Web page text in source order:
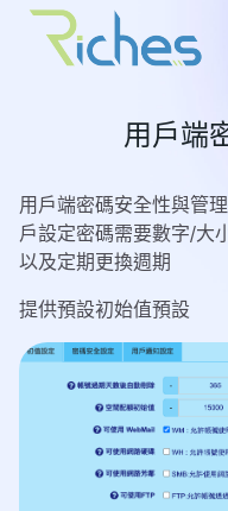
用戶端
用戶端密碼安全性與管
戶設定密碼需要數字/大
以及定期更換週期
提供預設初始值預設